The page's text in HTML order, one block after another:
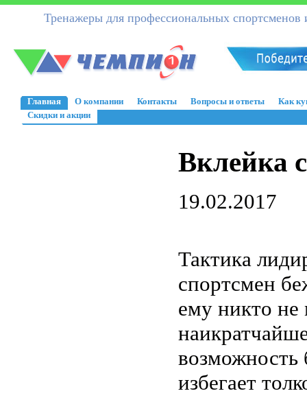
Тренажеры для профессиональных спортсменов
Главная О компании Контакты Вопросы и ответы
Как
Скидки и акции
Вклейка
19.02.2017
Тактика
спортсмен
ему никто
возможность
избегает